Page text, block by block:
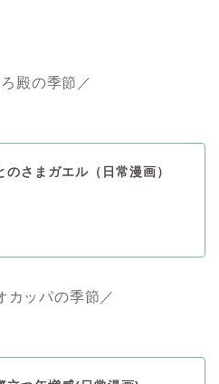
殿の季節／
のさまガエル（日常漫画）
カッパの季節／